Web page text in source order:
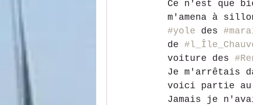
Ce n'est que
m'amena à
#yole des
de
voiture des
Je m'arrêtais
voici partie
Jamais je